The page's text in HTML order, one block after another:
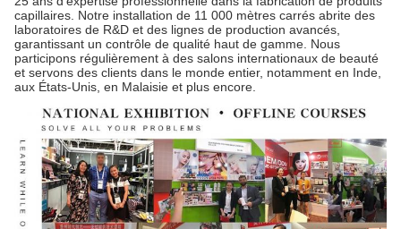
capillaires. Notre installation de 11 000 mètres carrés abrite des
laboratoires de R&D et des lignes de production avancés,
garantissant un contrôle de qualité haut de gamme. Nous
participons régulièrement à des salons internationaux de beauté
et servons des clients dans le monde entier, notamment en Inde,
aux États-Unis, en Malaisie et plus encore.